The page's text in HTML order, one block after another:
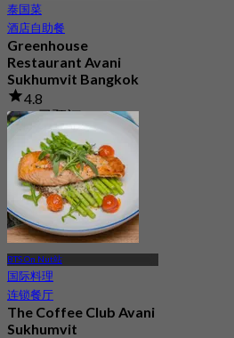
泰国菜
酒店自助餐
Greenhouse
Restaurant Avani
Sukhumvit Bangkok
4.8
5.6K 已预订
฿ 890
BTS On Nut站
国际料理
连锁餐厅
The Coffee Club Avani
Sukhumvit